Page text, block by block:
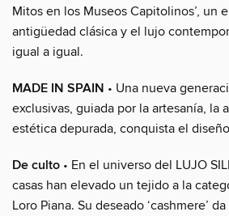
Mitos en los Museos Capitolinos’, un
antigüedad clásica y el lujo
igual a igual.
MADE IN SPAIN • Una nueva
exclusivas, guiada por la artesanía, la
estética depurada, conquista el
De culto • En el universo del LUJO
casas han elevado un tejido a la
Loro Piana. Su deseado ‘cashmere’